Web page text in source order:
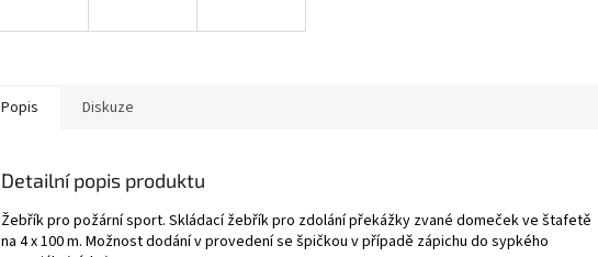
Popis Diskuze
Detailní popis produktu
Žebřík pro požární sport. Skládací žebřík pro zdolání překážky zvané domeček ve štafetě
na 4 x 100 m. Možnost dodání v provedení se špičkou v případě zápichu do sypkého